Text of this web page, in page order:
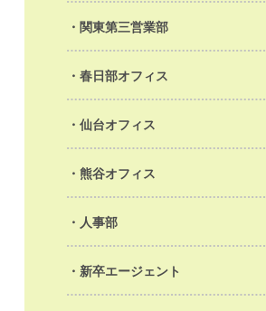
関東第三営業部
春日部オフィス
仙台オフィス
熊谷オフィス
人事部
新卒エージェント